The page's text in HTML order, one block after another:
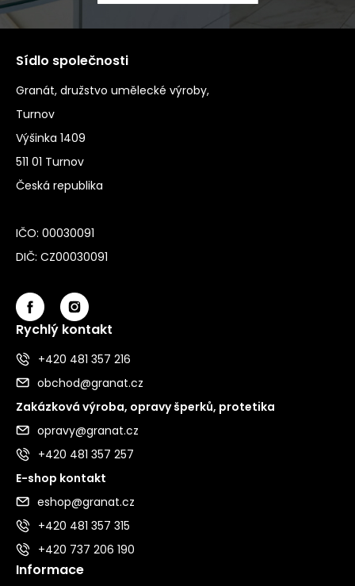
Sídlo společnosti
Granát, družstvo umělecké výroby,
Turnov
Výšinka 1409
511 01 Turnov
Česká republika
IČO: 00030091
DIČ: CZ00030091
Rychlý kontakt
+420 481 357 216
obchod@granat.cz
Zakázková výroba, opravy šperků, protetika
opravy@granat.cz
+420 481 357 257
E-shop kontakt
eshop@granat.cz
+420 481 357 315
+420 737 206 190
Informace